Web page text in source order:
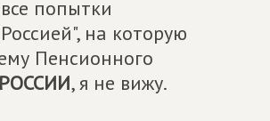
попытки
на которую
Пенсионного
, я не вижу.